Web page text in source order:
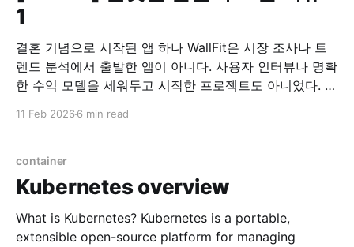
1
결혼 기념으로 시작된 앱 하나 WallFit은 시장 조사나 트
렌드 분석에서 출발한 앱이 아니다. 사용자 인터뷰나 명확
한 수익 모델을 세워두고 시작한 프로젝트도 아니었다. 시
화면에 배치해
11 Feb 2026 6 min read
container
Kubernetes overview
What is Kubernetes? Kubernetes is a portable,
extensible open-source platform for managing